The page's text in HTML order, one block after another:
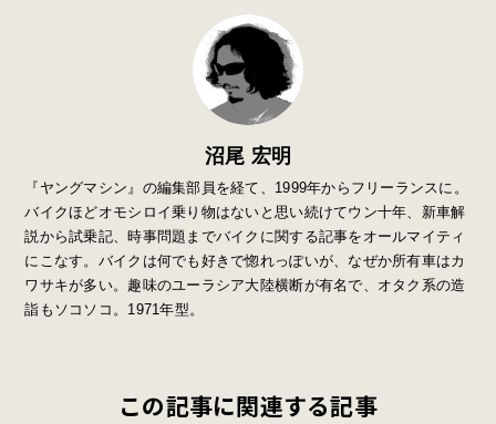
沼尾 宏明
『ヤングマシン』の編集部員を経て、1999年からフリーランスに。
バイクほどオモシロイ乗り物はないと思い続けてウン十年、新車解
説から試乗記、時事問題までバイクに関する記事をオールマイティ
にこなす。バイクは何でも好きで惚れっぽいが、なぜか所有車はカ
ワサキが多い。趣味のユーラシア大陸横断が有名で、オタク系の造
詣もソコソコ。1971年型。
この記事に関連する記事